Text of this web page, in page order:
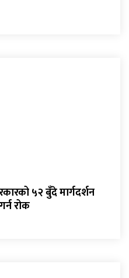
५२ बुँदे मार्गदर्शन
रोक